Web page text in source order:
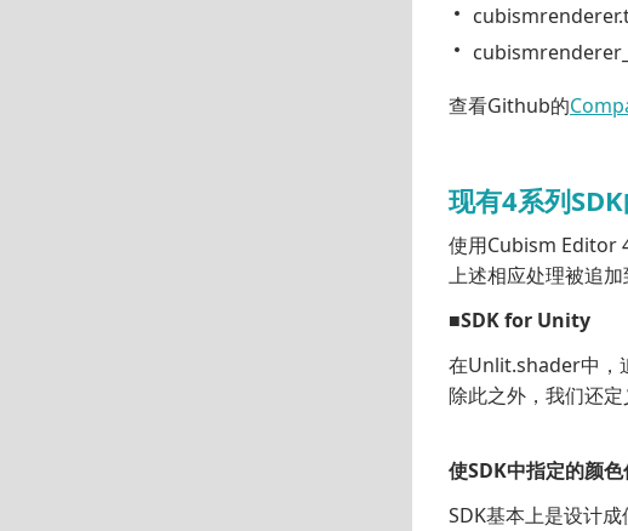
查看Github的
现有4系列
使用Cubism Editor
上述相应处理被追加
■SDK for Unity
在Unlit.shader中，
除此之外，我们还
使SDK中指定的颜
SDK基本上是设计